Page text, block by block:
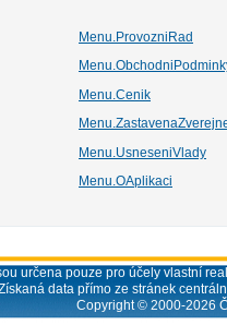
Menu.ProvozniRad
Menu.Cenik
Menu.UsneseniVlady
Menu.OAplikaci
určena pouze pro účely vlastní
data přímo ze stránek
Copyright © 2000-2026